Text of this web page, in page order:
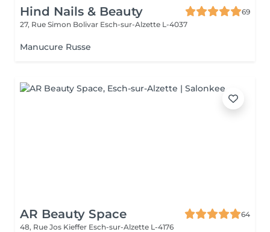
Hind Nails & Beauty
69
27, Rue Simon Bolivar Esch-sur-Alzette L-4037
Manucure Russe
AR Beauty Space
64
48, Rue Jos Kieffer Esch-sur-Alzette L-4176